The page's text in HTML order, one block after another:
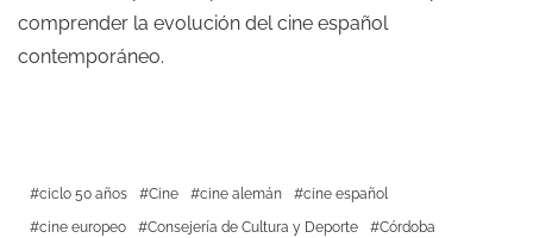
comprender la evolución del cine español
contemporáneo.
ciclo 50 años Cine cine alemán
cine español
cine europeo
Consejería de Cultura y Deporte
Córdoba